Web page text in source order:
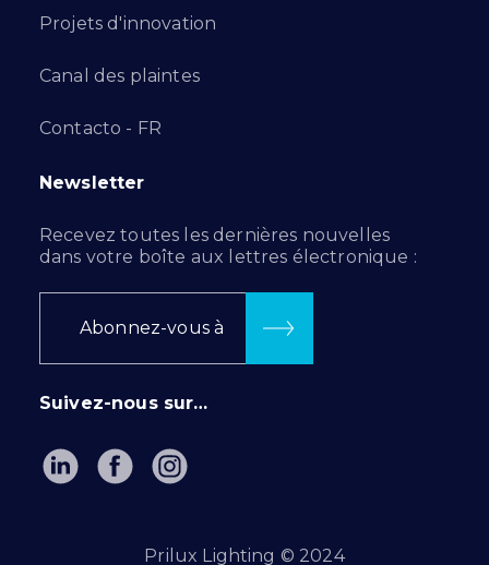
Projets d'innovation
Canal des plaintes
Contacto - FR
Newsletter
Recevez toutes les dernières nouvelles
dans votre boîte aux lettres électronique :
Abonnez-vous à
Suivez-nous sur…
Prilux Lighting © 2024